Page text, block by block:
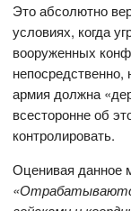
Это абсолютно
условиях, когда
вооруженных
непосредственно,
армия должна
всесторонне об
контролировать.
Оценивая данное